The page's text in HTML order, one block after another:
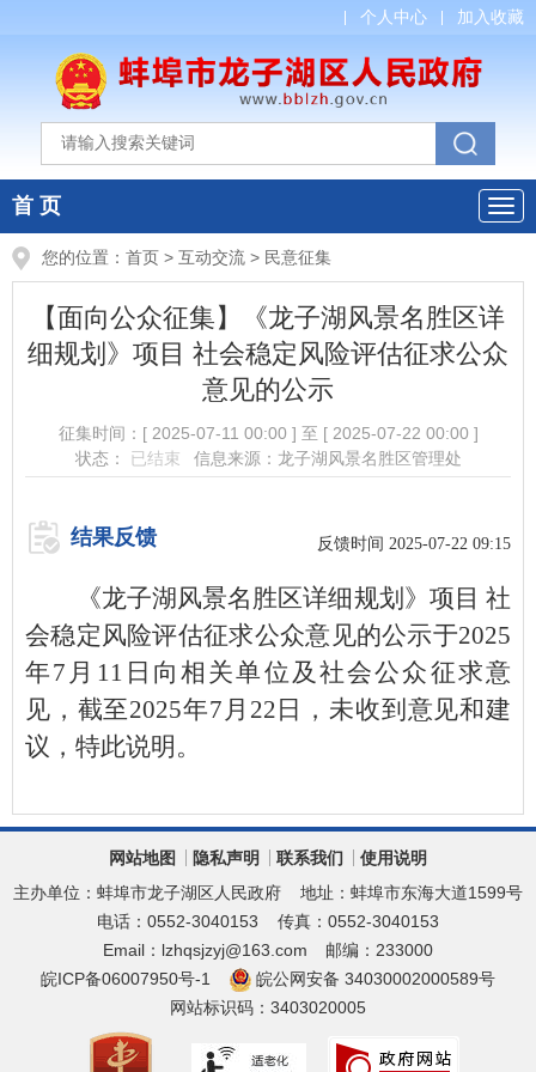
个人中心 加入收藏
首 页
您的位置： 首页 > 互动交流 > 民意征集
【面向公众征集】《龙子湖风景名胜区详
细规划》项目 社会稳定风险评估征求公众
意见的公示
征集时间： [ 2025-07-11 00:00 ] 至 [ 2025-07-22 00:00 ]
状态： 已结束 信息来源：龙子湖风景名胜区管理处
结果反馈 反馈时间 2025-07-22 09:15
《龙子湖风景名胜区详细规划》项目 社
会稳定风险评估征求公众意见的公示于2025
年7月11日向相关单位及社会公众征求意
见，截至2025年7月22日，未收到意见和建
议，特此说明。
网站地图 隐私声明 联系我们
使用说明
主办单位：蚌埠市龙子湖区人民政府
地址：蚌埠市东海大道1599号
电话：0552-3040153
传真：0552-3040153
Email：lzhqsjzyj@163.com
邮编：233000
皖ICP备06007950号-1
皖公网安备 34030002000589号
网站标识码：3403020005